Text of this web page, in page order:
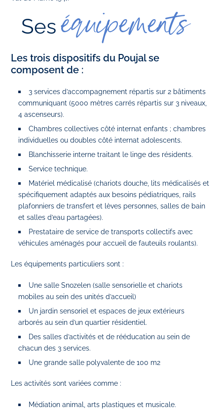
Seséquipements
Les trois dispositifs du Poujal se
composent de :
3 services d’accompagnement répartis sur 2 bâtiments
communiquant (5000 mètres carrés répartis sur 3 niveaux,
4 ascenseurs).
Chambres collectives côté internat enfants ; chambres
individuelles ou doubles côté internat adolescents.
Blanchisserie interne traitant le linge des résidents.
Service technique.
Matériel médicalisé (chariots douche, lits médicalisés et
spécifiquement adaptés aux besoins pédiatriques, rails
plafonniers de transfert et lèves personnes, salles de bain
et salles d’eau partagées).
Prestataire de service de transports collectifs avec
véhicules aménagés pour accueil de fauteuils roulants).
Les équipements particuliers sont :
Une salle Snozelen (salle sensorielle et chariots
mobiles au sein des unités d’accueil)
Un jardin sensoriel et espaces de jeux extérieurs
arborés au sein d’un quartier résidentiel.
Des salles d’activités et de rééducation au sein de
chacun des 3 services.
Une grande salle polyvalente de 100 m2
Les activités sont variées comme :
Médiation animal, arts plastiques et musicale.